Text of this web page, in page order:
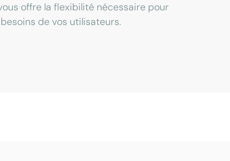
offre la flexibilité nécessaire pour
de vos utilisateurs.